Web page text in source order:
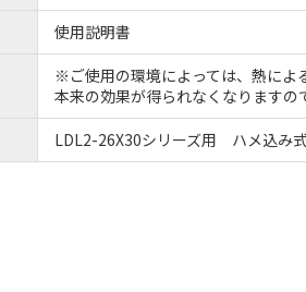
使用説明書
※ご使用の環境によっては、熱によ
本来の効果が得られなくなります
LDL2-26X30シリーズ用 ハメ込み